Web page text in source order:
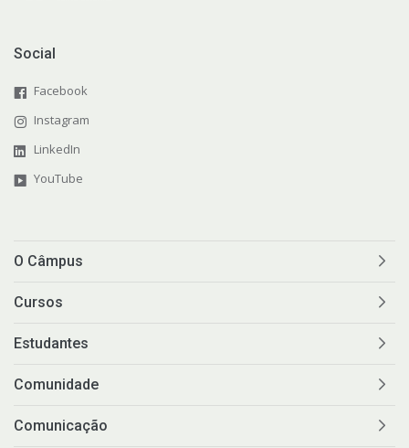
Social
Facebook
Instagram
LinkedIn
YouTube
O Câmpus
Cursos
Estudantes
Comunidade
Comunicação